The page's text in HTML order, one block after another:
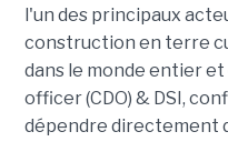
l'un des principaux
construction en terre
dans le monde entier
officer (CDO) & DSI,
dépendre directement